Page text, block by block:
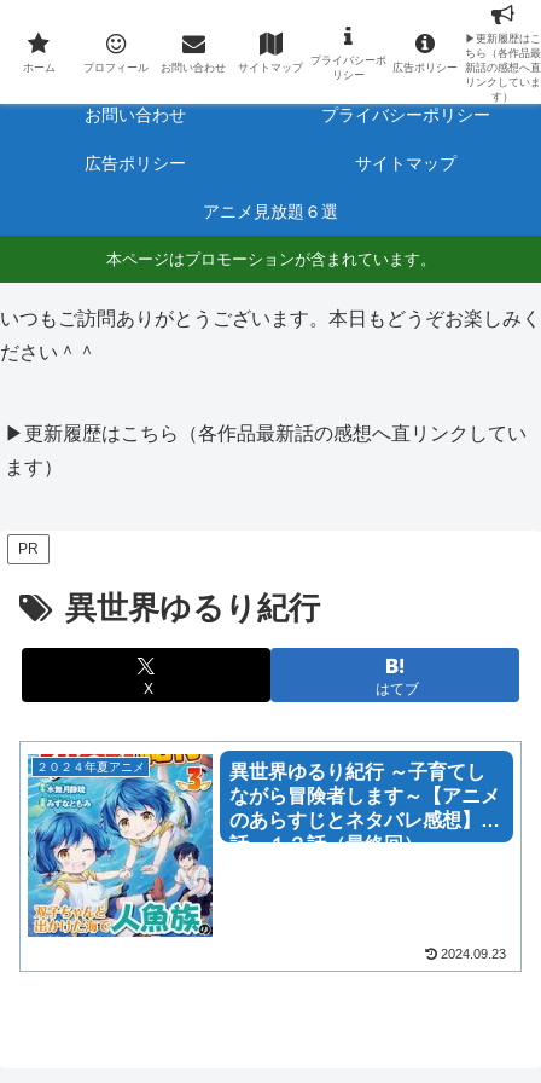
最新アニメのあらすじと感想をネタバレ有りで毎日更新しています。
ホーム プロフィール
お問い合わせ プライバシーポリシー
広告ポリシー サイトマップ
アニメ見放題６選
本ページはプロモーションが含まれています。
いつもご訪問ありがとうございます。本日もどうぞお楽しみく
ださい＾＾
▶更新履歴はこちら（各作品最新話の感想へ直リンクしてい
ます）
PR
異世界ゆるり紀行
X はてブ
２０２４年夏アニメ
異世界ゆるり紀行 ～子育てし
ながら冒険者します～【アニメ
のあらすじとネタバレ感想】１
話～１２話（最終回）
2024.09.23
ホーム プロフィール お問い合わせ サイトマップ
プライバシーポ
リシー
広告ポリシー
▶更新履歴はこ
ちら（各作品最
新話の感想へ直
リンクしていま
す）